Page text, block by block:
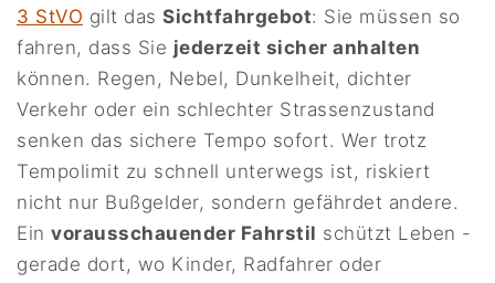
3 StVO gilt dasSichtfahrgebot: Sie müssen so
fahren, dass Sie jederzeit sicher anhalten
können. Regen, Nebel, Dunkelheit, dichter
Verkehr oder ein schlechter Strassenzustand
senken das sichere Tempo sofort. Wer trotz
Tempolimit zu schnell unterwegs ist, riskiert
nicht nur Bußgelder, sondern gefährdet andere.
Einvorausschauender Fahrstil schützt Leben -
gerade dort, wo Kinder, Radfahrer oder